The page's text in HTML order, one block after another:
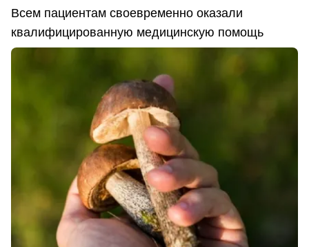
Всем пациентам своевременно оказали
квалифицированную медицинскую помощь